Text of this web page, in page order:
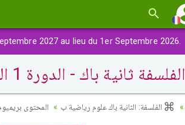
2027 au lieu du 1er Septembre 2026.
الفلسفة ثانية باك - الدورة 1 الفرض 1 النموذج 1 (النص الفلسفي)
الفلسفة: الثانية باك علوم رياضية ب المحتوى